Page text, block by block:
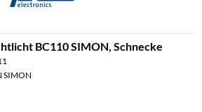
BC110 SIMON, Schnecke
SIMON